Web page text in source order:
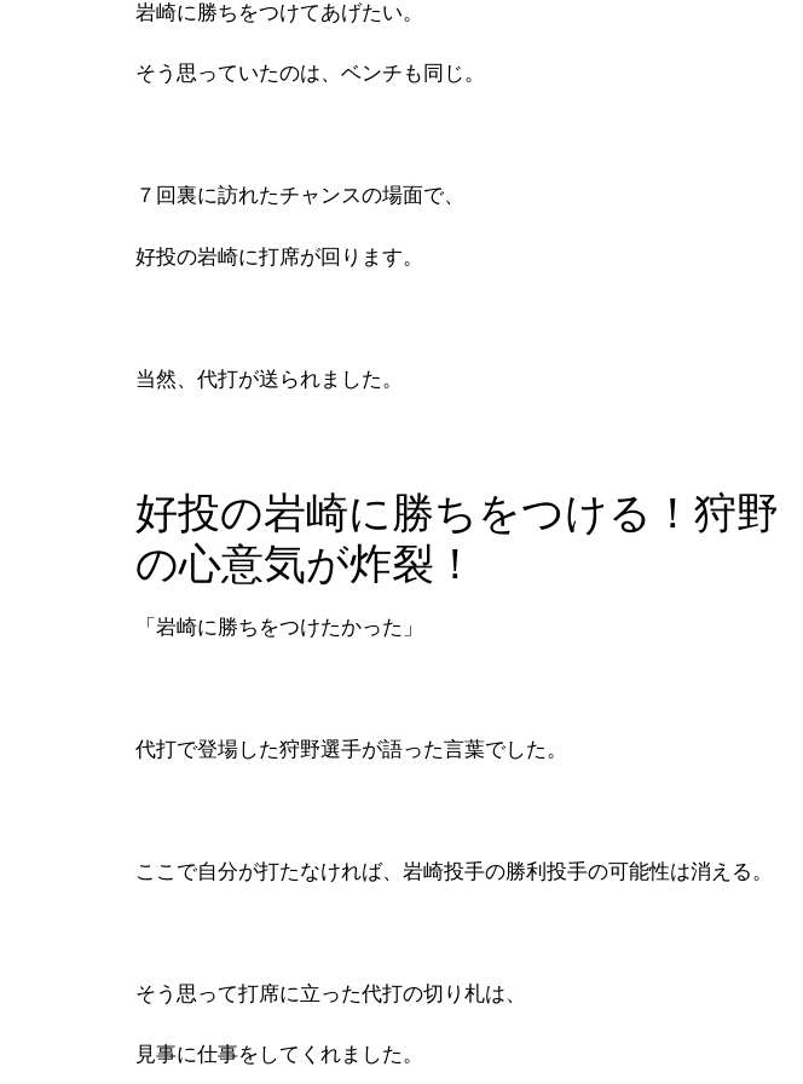
岩崎に勝ちをつけてあげたい。
そう思っていたのは、ベンチも同じ。
７回裏に訪れたチャンスの場面で、
好投の岩崎に打席が回ります。
当然、代打が送られました。
好投の岩崎に勝ちをつける！狩野
の心意気が炸裂！
「岩崎に勝ちをつけたかった」
代打で登場した狩野選手が語った言葉でした。
ここで自分が打たなければ、岩崎投手の勝利投手の可能性は消える。
そう思って打席に立った代打の切り札は、
見事に仕事をしてくれました。